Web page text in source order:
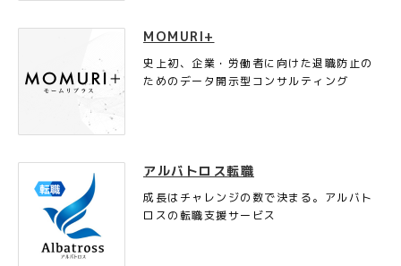
MOMURI+
史上初、企業・労働者に向けた退職防止の
ためのデータ開示型コンサルティング
アルバトロス転職
成長はチャレンジの数で決まる。アルバト
ロスの転職支援サービス